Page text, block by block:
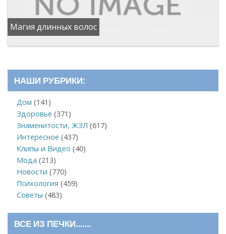
Магия длинных волос
НАШИ РУБРИКИ:
Дом (141)
Здоровье (371)
Знаменитости, ЖЗЛ (617)
Интересное (437)
Клипы и Видео (40)
Мода (213)
Новости (770)
Психология (459)
Советы (483)
ВСЕ ИЗ ПЕЧКИ…….